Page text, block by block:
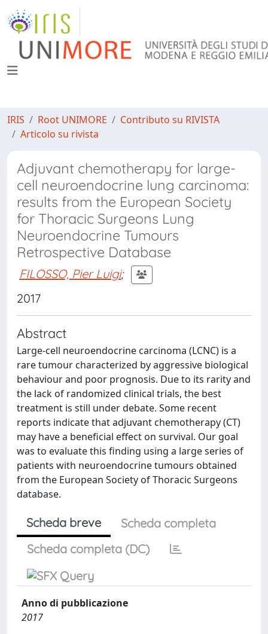
IRIS Root UNIMORE
Contributo su RIVISTA
Articolo su rivista
Adjuvant chemotherapy for large-
cell neuroendocrine lung carcinoma:
results from the European Society
for Thoracic Surgeons Lung
Neuroendocrine Tumours
Retrospective Database
FILOSSO, Pier Luigi;
2017
Abstract
Large-cell neuroendocrine carcinoma (LCNC) is a
rare tumour characterized by aggressive biological
behaviour and poor prognosis. Due to its rarity and
the lack of randomized clinical trials, the best
treatment is still under debate. Some recent
reports indicate that adjuvant chemotherapy (CT)
may have a beneficial effect on survival. Our goal
was to evaluate this finding using a large series of
patients with neuroendocrine tumours obtained
from the European Society of Thoracic Surgeons
database.
Scheda breve
Scheda completa
Scheda completa (DC)
Anno di pubblicazione
2017